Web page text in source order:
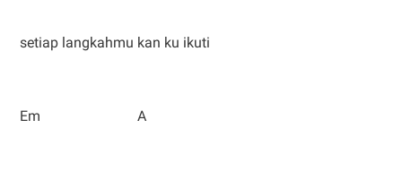
setiap langkahmu kan ku ikuti
Em A